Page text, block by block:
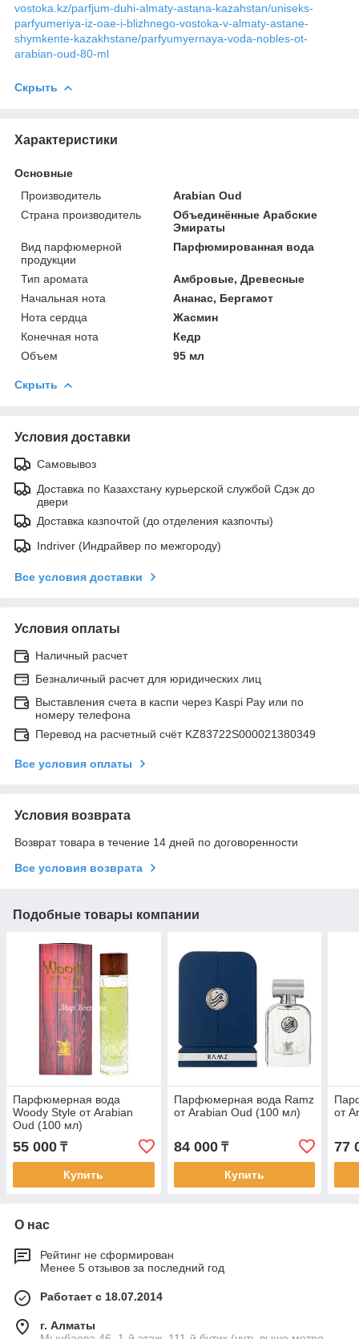
vostoka.kz/parfjum-duhi-almaty-astana-kazahstan/uniseks-
parfyumeriya-iz-oae-i-blizhnego-vostoka-v-almaty-astane-
shymkente-kazakhstane/parfyumyernaya-voda-nobles-ot-
arabian-oud-80-ml
Скрыть
Характеристики
Основные
Производитель
Arabian Oud
Страна производитель
Объединённые Арабские
Эмираты
Вид парфюмерной
продукции
Парфюмированная вода
Тип аромата
Амбровые, Древесные
Начальная нота
Ананас, Бергамот
Нота сердца
Жасмин
Конечная нота
Кедр
Объем
95 мл
Скрыть
Условия доставки
Самовывоз
Доставка по Казахстану курьерской службой Сдэк до
двери
Доставка казпочтой (до отделения казпочты)
Indriver (Индрайвер по межгороду)
Все условия доставки
Условия оплаты
Наличный расчет
Безналичный расчет для юридических лиц
Выставления счета в каспи через Kaspi Pay или по
номеру телефона
Перевод на расчетный счёт KZ83722S000021380349
Все условия оплаты
Условия возврата
Возврат товара в течение 14 дней по договоренности
Все условия возврата
Подобные товары компании
Парфюмерная вода
Woody Style от Arabian
Oud (100 мл)
55 000 ₸
Купить
Парфюмерная вода Ramz
от Arabian Oud (100 мл)
84 000₸
Купить
от
77
О нас
Рейтинг не сформирован
Менее 5 отзывов за последний год
Работает с 18.07.2014
г. Алматы